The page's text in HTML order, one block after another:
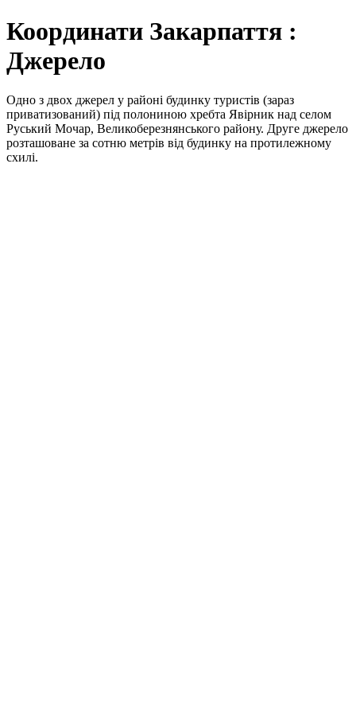
Координати Закарпаття :
Джерело
Одно з двох джерел у районі будинку туристів (зараз
приватизований) під полониною хребта Явірник над селом
Руський Мочар, Великоберезнянського району. Друге джерело
розташоване за сотню метрів від будинку на протилежному
схилі.